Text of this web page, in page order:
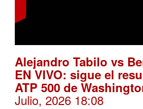
Alejandro Tabilo vs
EN VIVO: sigue el
ATP 500 de
Julio, 2026 18:08